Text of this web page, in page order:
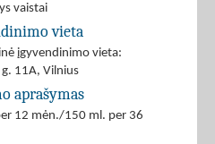
vaistai
vieta
įgyvendinimo vieta:
11A, Vilnius
aprašymas
12 mėn./150 ml. per 36